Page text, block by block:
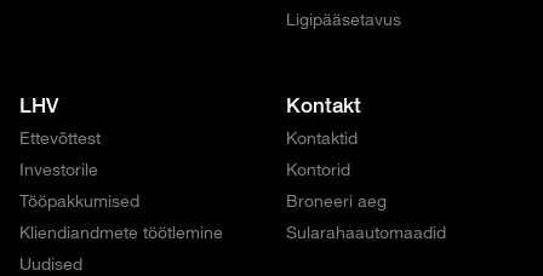
Ligipääsetavus
LHV
Ettevõttest
Investorile
Tööpakkumised
Kliendiandmete töötlemine
Uudised
Kontakt
Kontaktid
Kontorid
Broneeri aeg
Sularahaautomaadid